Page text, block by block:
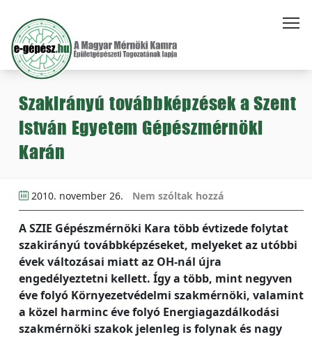
Szakirányú továbbképzések a Szent
István Egyetem Gépészmérnöki
Karán
2010. november 26. Nem szóltak hozzá
A SZIE Gépészmérnöki Kara több évtizede folytat
szakirányú továbbképzéseket, melyeket az utóbbi
évek változásai miatt az OH-nál újra
engedélyeztetni kellett. Így a több, mint negyven
éve folyó Környezetvédelmi szakmérnöki, valamint
a közel harminc éve folyó Energiagazdálkodási
szakmérnöki szakok jelenleg is folynak és nagy